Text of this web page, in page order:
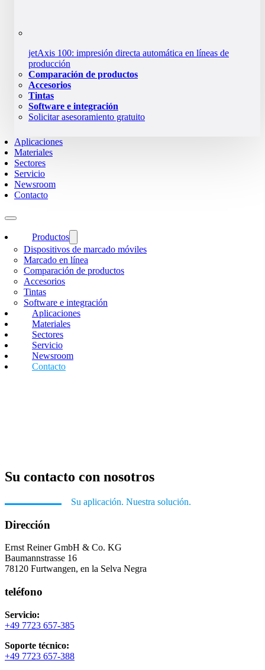
jetAxis 100: impresión directa automática en líneas de
producción
Comparación de productos
Accesorios
Tintas
Software e integración
Solicitar asesoramiento gratuito
Aplicaciones
Materiales
Sectores
Servicio
Newsroom
Contacto
Productos
Dispositivos de marcado móviles
Marcado en línea
Comparación de productos
Accesorios
Tintas
Software e integración
Aplicaciones
Materiales
Sectores
Servicio
Newsroom
Contacto
Su contacto con nosotros
Su aplicación. Nuestra solución.
Dirección
Ernst Reiner GmbH & Co. KG
Baumannstrasse 16
78120 Furtwangen, en la Selva Negra
teléfono
Servicio:
+49 7723 657-385
Soporte técnico:
+49 7723 657-388